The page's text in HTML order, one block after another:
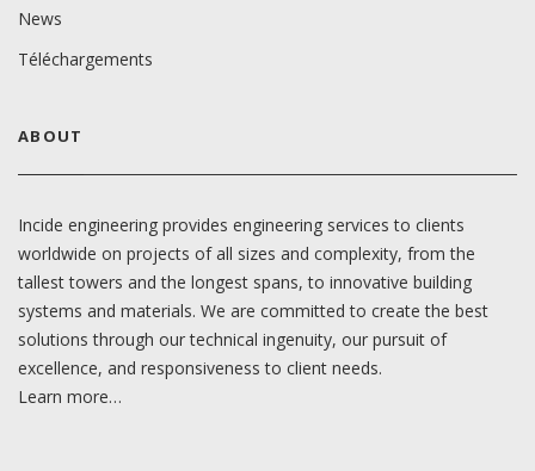
News
Téléchargements
ABOUT
Incide engineering provides engineering services to clients
worldwide on projects of all sizes and complexity, from the
tallest towers and the longest spans, to innovative building
systems and materials. We are committed to create the best
solutions through our technical ingenuity, our pursuit of
excellence, and responsiveness to client needs.
Learn more…